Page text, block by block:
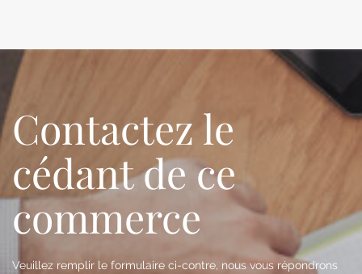
Contactez le
cédant de ce
commerce
Veuillez remplir le formulaire ci-contre, nous vous répondrons